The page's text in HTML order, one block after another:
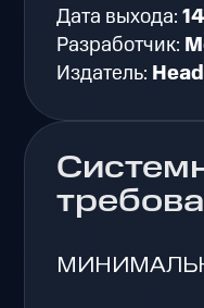
Дата выхода:
Разработчик:
Издатель: